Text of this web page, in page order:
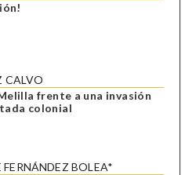
CALVO
frente a una invasión
colonial
FERNÁNDEZ BOLEA*